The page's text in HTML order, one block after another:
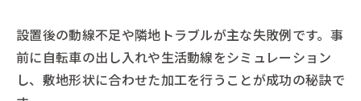
設置後の動線不足や隣地トラブルが主な失敗例です。事
前に自転車の出し入れや生活動線をシミュレーション
し、敷地形状に合わせた加工を行うことが成功の秘訣で